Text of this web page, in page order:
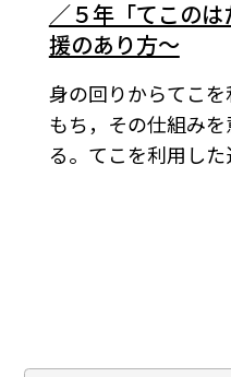
／５年「てこの
援のあり方～
身の回りからてこ
もち，その仕組み
る。てこを利用し